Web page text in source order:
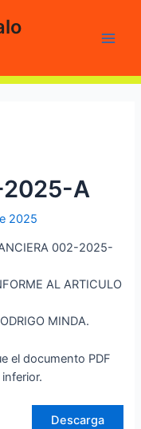
2025-A
2025
002-2025-
AL ARTICULO
MINDA.
el documento PDF
Descarga